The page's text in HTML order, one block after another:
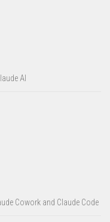
AI
Cowork and Claude Code